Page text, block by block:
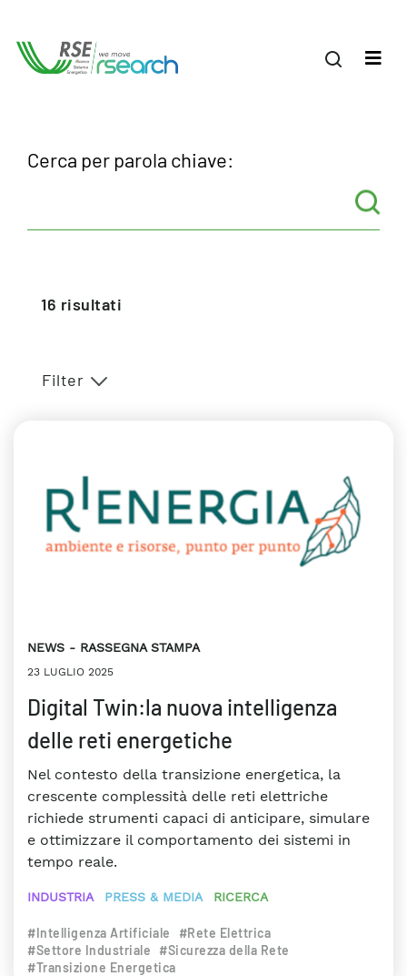
Cerca per parola chiave:
16 risultati
Filter
NEWS RASSEGNA STAMPA
23 LUGLIO 2025
Digital Twin:la nuova intelligenza
delle reti energetiche
Nel contesto della transizione energetica, la
crescente complessità delle reti elettriche
richiede strumenti capaci di anticipare, simulare
e ottimizzare il comportamento dei sistemi in
tempo reale.
INDUSTRIA PRESS & MEDIA RICERCA
#Intelligenza Artificiale
#Rete Elettrica
#Settore Industriale
#Sicurezza della Rete
#Transizione Energetica